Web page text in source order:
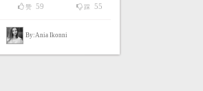
踩 55
赞 59
By:Ania Ikonni